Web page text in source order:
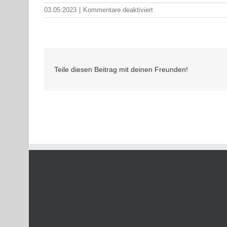
03.05.2023 Kommentare deaktiviertfür
343773132
Teile diesen Beitrag mit deinen Freunden!